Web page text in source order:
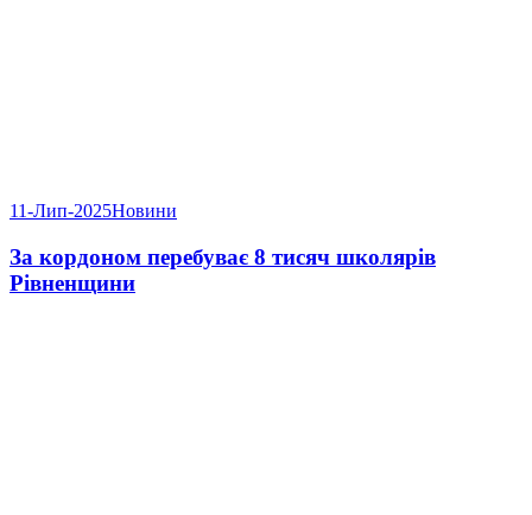
11-Лип-2025Новини
За кордоном перебуває 8 тисяч школярів
Рівненщини